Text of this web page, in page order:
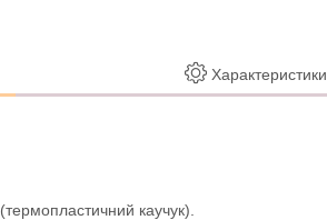
Характеристики
каучук).